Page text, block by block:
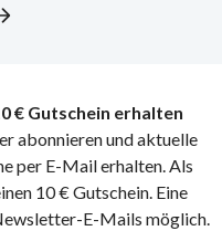
€ Gutschein erhalten
abonnieren und aktuelle
per E-Mail erhalten. Als
10 € Gutschein. Eine
E-Mails möglich.